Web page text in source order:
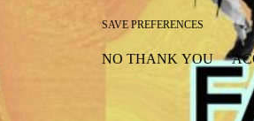
SAVE PREFERENCES
NO THANK YOU
WITHDRAW CONSENT